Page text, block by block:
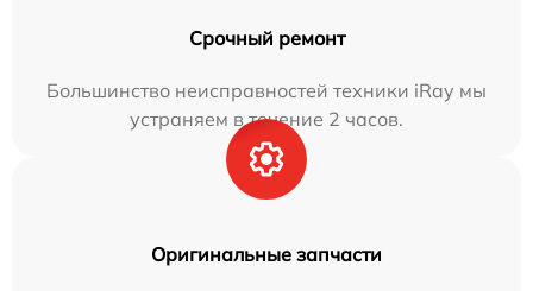
Срочный ремонт
Большинство неисправностей техники iRay мы
устраняем в течение 2 часов.
Оригинальные запчасти